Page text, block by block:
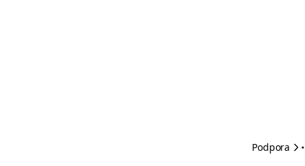
Podpora